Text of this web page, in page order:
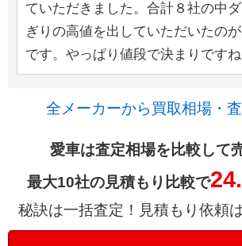
ていただきました。合計８社の中
ぎりの高値を出していただいたの
です。やっぱり値段で決まりですね
全メーカーから買取相場・
愛車は査定相場を比較して
最大10社の見積もり比較で
秘訣は一括査定！見積もり依頼